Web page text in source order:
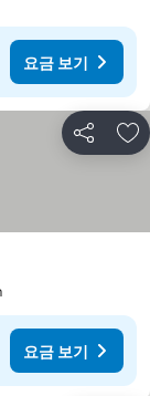
요금 보기
공유 즐
요금 보기